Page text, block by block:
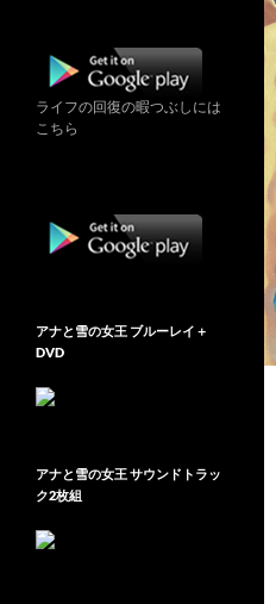
ライフの回復の暇つぶしには
こちら
アナと雪の女王 ブルーレイ＋
DVD
アナと雪の女王 サウンドトラッ
ク2枚組